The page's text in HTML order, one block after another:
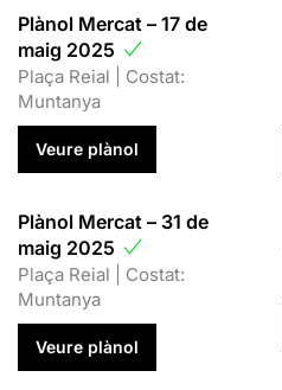
Plànol Mercat – 17 de
maig 2025
Plaça Reial | Costat:
Muntanya
Veure plànol
Plànol Mercat – 31 de
maig 2025
Plaça Reial | Costat:
Muntanya
Veure plànol